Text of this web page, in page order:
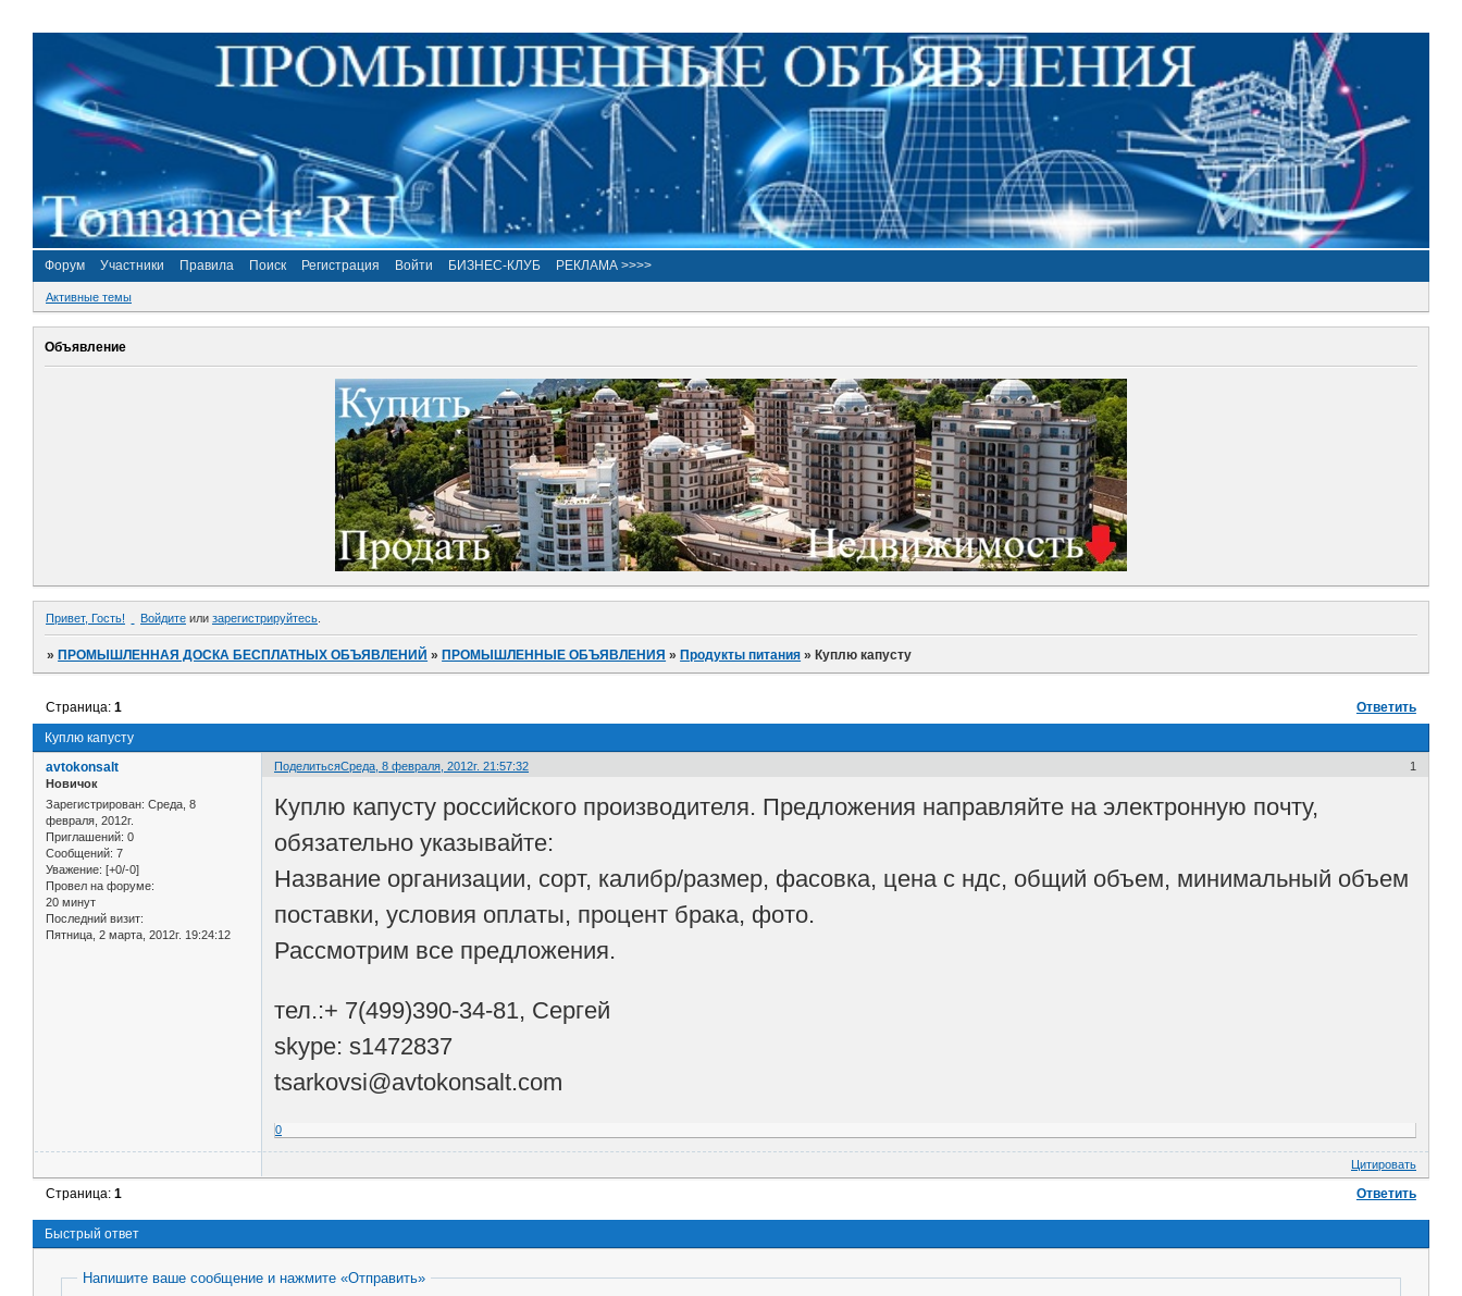
Форум Участники Правила Поиск Регистрация Войти БИЗНЕС-КЛУБ РЕКЛАМА >>>>
Активные темы
Объявление
Привет, Гость! Войдите или зарегистрируйтесь
»ПРОМЫШЛЕННАЯ ДОСКА БЕСПЛАТНЫХ ОБЪЯВЛЕНИЙ »ПРОМЫШЛЕННЫЕ ОБЪЯВЛЕНИЯ »Продукты питания »Куплю капусту
Куплю капусту
Страница:1 Ответить
Поделиться 1
Среда, 8 февраля, 2012г. 21:57:32
avtokonsalt
Новичок
Зарегистрирован: Среда, 8
февраля, 2012г.
Приглашений: 0
Сообщений: 7
Уважение: [+0/-0]
Провел на форуме:
20 минут
Последний визит:
Пятница, 2 марта, 2012г. 19:24:12
Куплю капусту российского производителя. Предложения направляйте на электронную почту,
обязательно указывайте:
Название организации, сорт, калибр/размер, фасовка, цена с ндс, общий объем, минимальный объем
поставки, условия оплаты, процент брака, фото.
Рассмотрим все предложения.
тел.:+ 7(499)390-34-81, Сергей
skype: s1472837
tsarkovsi@avtokonsalt.com
0
Цитировать
Ответить
Страница:1
Быстрый ответ
Напишите ваше сообщение и нажмите «Отправить»